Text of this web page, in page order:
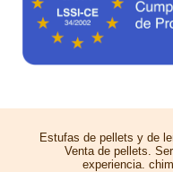
Estufas de pellets y de
Venta de pellets.
experiencia.